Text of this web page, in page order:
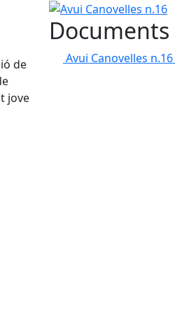
de
jove
Avui Canovelles n.16
Documents
Avui Canovelles n.16